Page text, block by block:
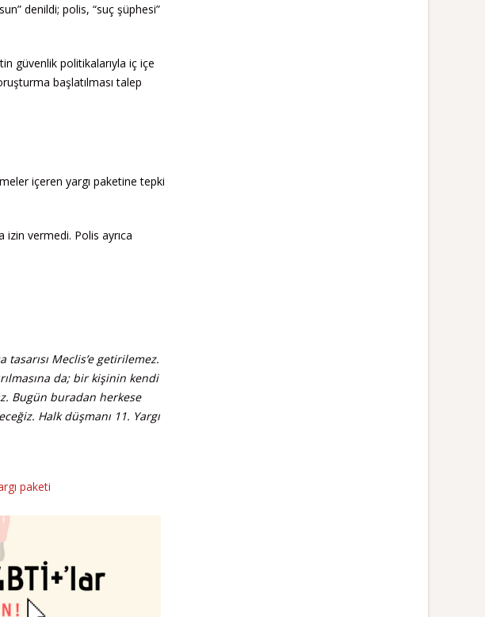
denildi; polis, “suç şüphesi”
güvenlik politikalarıyla iç içe
başlatılması talep
içeren yargı paketine tepki
izin vermedi. Polis ayrıca
Meclis’e getirilemez.
da; bir kişinin kendi
Bugün buradan herkese
Halk düşmanı 11. Yargı
paketi